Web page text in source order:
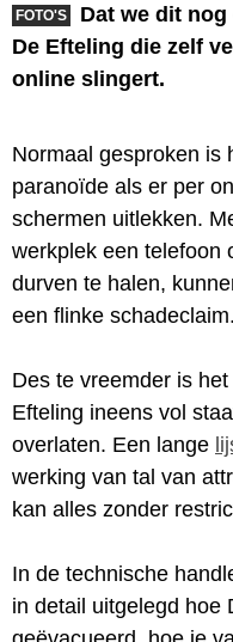
FOTO'S
Dat we dit
De Efteling die zelf
online slingert.
Normaal gesproken is
paranoïde als er per
schermen uitlekken.
werkplek een telefoon
durven te halen,
een flinke schadeclaim.
Des te vreemder is
Efteling ineens vol
overlaten. Een lange
werking van tal van
kan alles zonder
In de technische
in detail uitgelegd hoe